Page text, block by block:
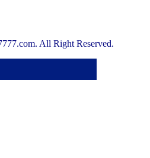
All Right Reserved.